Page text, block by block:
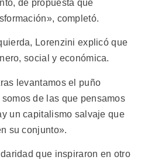
de propuesta que
completó.
Lorenzini explicó que
social y económica.
levantamos el puño
de las que pensamos
un capitalismo salvaje que
su conjunto».
que inspiraron en otro